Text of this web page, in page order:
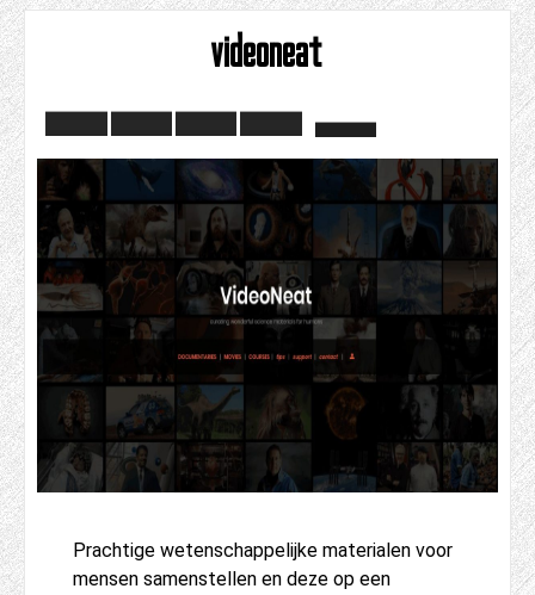
videoneat
Prachtige wetenschappelijke materialen voor
mensen samenstellen en deze op een